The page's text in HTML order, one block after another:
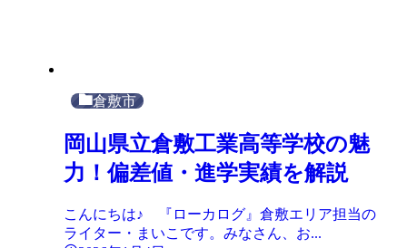
倉敷市
岡山県立倉敷工業高等学校の魅
力！偏差値・進学実績を解説
こんにちは♪ 『ローカログ』倉敷エリア担当の
ライター・まいこです。みなさん、お...